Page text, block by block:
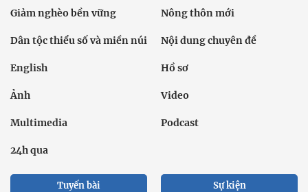
Giảm nghèo bền vững Nông thôn mới
Dân tộc thiểu số và miền núi Nội dung chuyên đề
English Hồ sơ
Ảnh Video
Multimedia Podcast
24h qua
Tuyến bài Sự kiện